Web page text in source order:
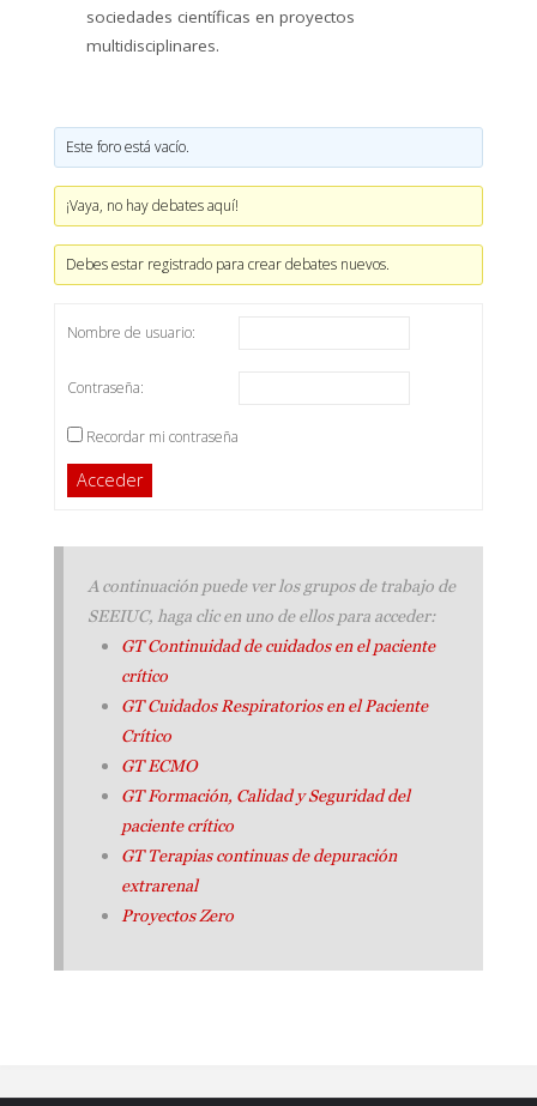
sociedades científicas en proyectos
multidisciplinares.
Este foro está vacío.
¡Vaya, no hay debates aquí!
Debes estar registrado para crear debates nuevos.
Nombre de usuario:
Contraseña:
Recordar mi contraseña
Acceder
A continuación puede ver los grupos de trabajo de
SEEIUC, haga clic en uno de ellos para acceder:
GT Continuidad de cuidados en el paciente
crítico
GT Cuidados Respiratorios en el Paciente
Crítico
GT ECMO
GT Formación, Calidad y Seguridad del
paciente crítico
GT Terapias continuas de depuración
extrarenal
Proyectos Zero